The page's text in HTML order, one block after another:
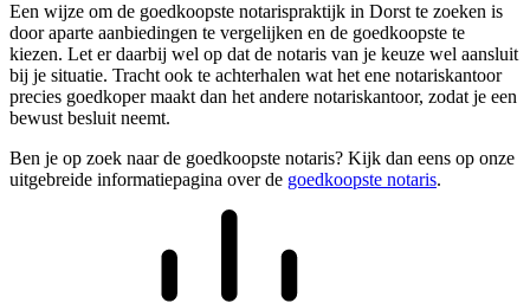
Een wijze om de goedkoopste notarispraktijk in Dorst te zoeken is
door aparte aanbiedingen te vergelijken en de goedkoopste te
kiezen. Let er daarbij wel op dat de notaris van je keuze wel aansluit
bij je situatie. Tracht ook te achterhalen wat het ene notariskantoor
precies goedkoper maakt dan het andere notariskantoor, zodat je een
bewust besluit neemt.
Ben je op zoek naar de goedkoopste notaris? Kijk dan eens op onze
uitgebreide informatiepagina over de goedkoopste notaris.